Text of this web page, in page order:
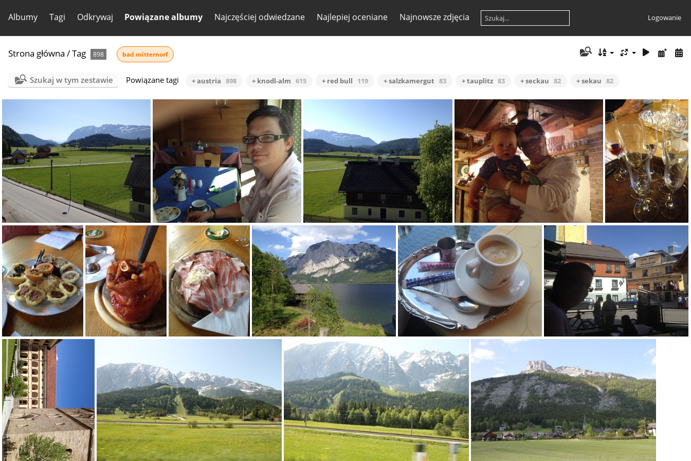
Albumy Tagi Odkrywaj Powiązane albumy Najczęściej odwiedzane Najlepiej oceniane Najnowsze zdjęcia Logowanie
Strona główna /Tag 898 bad mitternorf
Szukaj w tym zestawie Powiązane tagi + austria 898 + knodl-alm 615 + red bull 119 + salzkamergut 83 + tauplitz 83 + seckau 82 + sekau 82
IMG 1950 IMG 1949 IMG 1948 IMG 1943 IMG 1942
IMG 1941 IMG 1940 IMG 1939 IMG 1937 IMG 1935 IMG 1931